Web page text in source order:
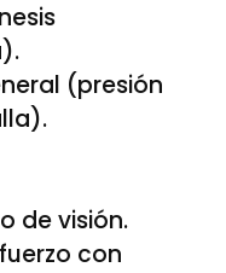
(presión
de visión.
con